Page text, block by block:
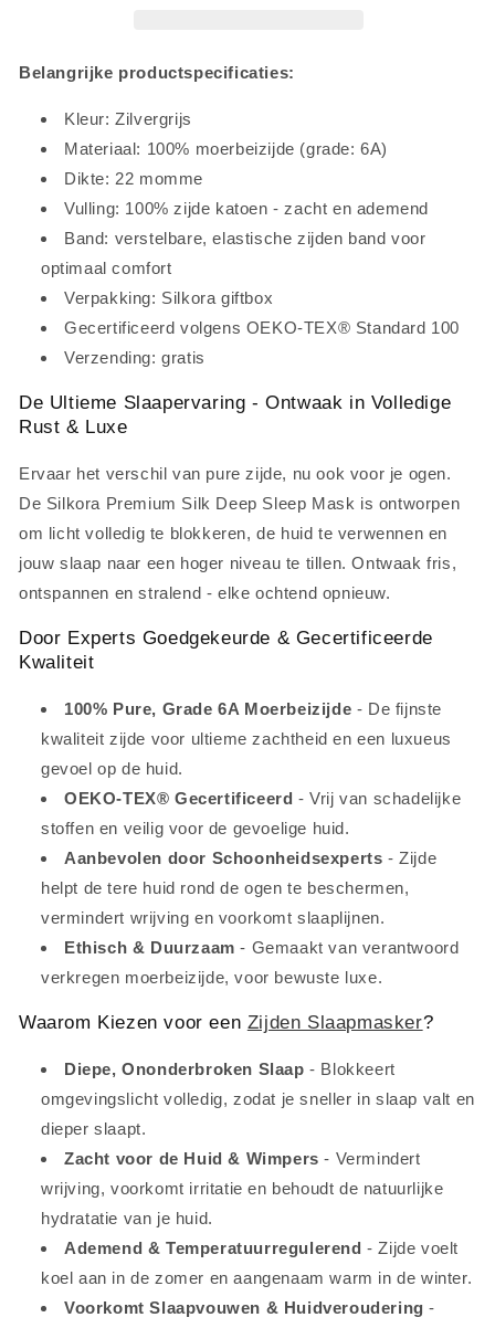
Belangrijke productspecificaties:
Kleur: Zilvergrijs
Materiaal: 100% moerbeizijde (grade: 6A)
Dikte: 22 momme
Vulling: 100% zijde katoen - zacht en ademend
Band: verstelbare, elastische zijden band voor
optimaal comfort
Verpakking: Silkora giftbox
Gecertificeerd volgens OEKO-TEX® Standard 100
Verzending: gratis
De Ultieme Slaapervaring - Ontwaak in Volledige
Rust & Luxe
Ervaar het verschil van pure zijde, nu ook voor je ogen.
De Silkora Premium Silk Deep Sleep Mask is ontworpen
om licht volledig te blokkeren, de huid te verwennen en
jouw slaap naar een hoger niveau te tillen. Ontwaak fris,
ontspannen en stralend - elke ochtend opnieuw.
Door Experts Goedgekeurde & Gecertificeerde
Kwaliteit
100% Pure, Grade 6A Moerbeizijde - De fijnste
kwaliteit zijde voor ultieme zachtheid en een luxueus
gevoel op de huid.
OEKO-TEX® Gecertificeerd - Vrij van schadelijke
stoffen en veilig voor de gevoelige huid.
Aanbevolen door Schoonheidsexperts - Zijde
helpt de tere huid rond de ogen te beschermen,
vermindert wrijving en voorkomt slaaplijnen.
Ethisch & Duurzaam - Gemaakt van verantwoord
verkregen moerbeizijde, voor bewuste luxe.
Waarom Kiezen voor een Zijden Slaapmasker?
Diepe, Ononderbroken Slaap - Blokkeert
omgevingslicht volledig, zodat je sneller in slaap valt en
dieper slaapt.
Zacht voor de Huid & Wimpers - Vermindert
wrijving, voorkomt irritatie en behoudt de natuurlijke
hydratatie van je huid.
Ademend & Temperatuurregulerend - Zijde voelt
koel aan in de zomer en aangenaam warm in de winter.
Voorkomt Slaapvouwen & Huidveroudering -